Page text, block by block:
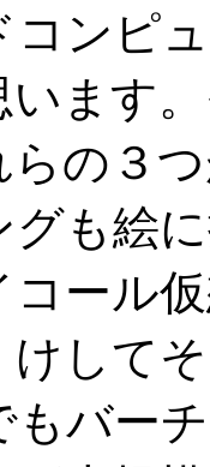
コンピ
ます
の３
グも絵
ール
けして
もバー